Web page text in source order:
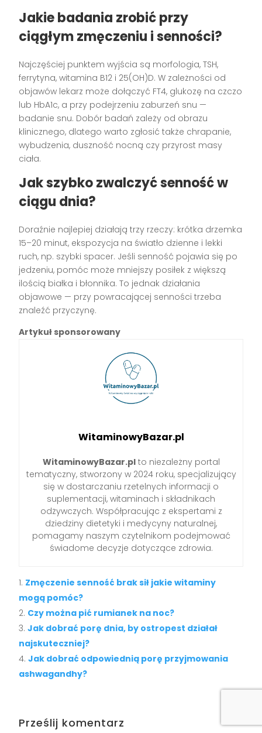
Jakie badania zrobić przy
ciągłym zmęczeniu i senności?
Najczęściej punktem wyjścia są morfologia, TSH,
ferrytyna, witamina B12 i 25(OH)D. W zależności od
objawów lekarz może dołączyć FT4, glukozę na czczo
lub HbA1c, a przy podejrzeniu zaburzeń snu —
badanie snu. Dobór badań zależy od obrazu
klinicznego, dlatego warto zgłosić także chrapanie,
wybudzenia, duszność nocną czy przyrost masy
ciała.
Jak szybko zwalczyć senność w
ciągu dnia?
Doraźnie najlepiej działają trzy rzeczy: krótka drzemka
15–20 minut, ekspozycja na światło dzienne i lekki
ruch, np. szybki spacer. Jeśli senność pojawia się po
jedzeniu, pomóc może mniejszy posiłek z większą
ilością białka i błonnika. To jednak działania
objawowe — przy powracającej senności trzeba
znaleźć przyczynę.
Artykuł sponsorowany
WitaminowyBazar.pl
WitaminowyBazar.plto niezależny portal
tematyczny, stworzony w 2024 roku, specjalizujący
się w dostarczaniu rzetelnych informacji o
suplementacji, witaminach i składnikach
odżywczych. Współpracując z ekspertami z
dziedziny dietetyki i medycyny naturalnej,
pomagamy naszym czytelnikom podejmować
świadome decyzje dotyczące zdrowia.
Zmęczenie senność brak sił jakie witaminy
mogą pomóc?
Czy można pić rumianek na noc?
Jak dobrać porę dnia, by ostropest działał
najskuteczniej?
Jak dobrać odpowiednią porę przyjmowania
ashwagandhy?
Prześlij komentarz